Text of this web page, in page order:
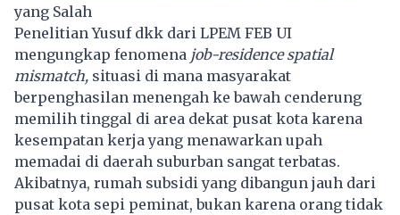
yang Salah
Penelitian Yusuf dkk dari LPEM FEB UI
mengungkap fenomena job-residence spatial
mismatch, situasi di mana masyarakat
berpenghasilan menengah ke bawah cenderung
memilih tinggal di area dekat pusat kota karena
kesempatan kerja yang menawarkan upah
memadai di daerah suburban sangat terbatas.
Akibatnya, rumah subsidi yang dibangun jauh dari
pusat kota sepi peminat, bukan karena orang tidak